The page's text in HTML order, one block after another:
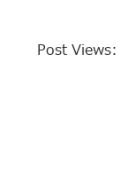
Post Views: